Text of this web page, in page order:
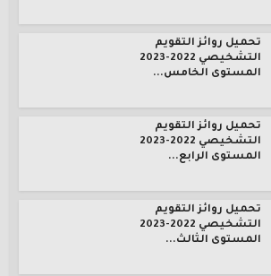
تحميل روائز التقويم
التشخيصي 2022-2023
المستوى الخامس...
تحميل روائز التقويم
التشخيصي 2022-2023
المستوى الرابع...
تحميل روائز التقويم
التشخيصي 2022-2023
المستوى الثالث...